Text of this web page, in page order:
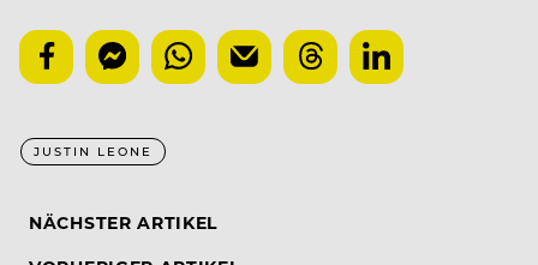
JUSTIN LEONE
NÄCHSTER ARTIKEL